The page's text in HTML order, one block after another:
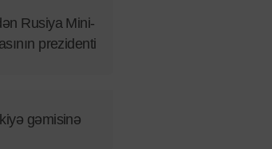
Rusiya Mini-
prezidenti
gəmisinə